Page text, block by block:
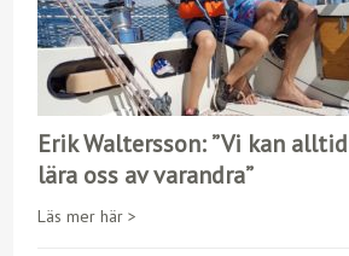
Erik Waltersson: ”Vi kan
lära oss av varandra”
Läs mer här >